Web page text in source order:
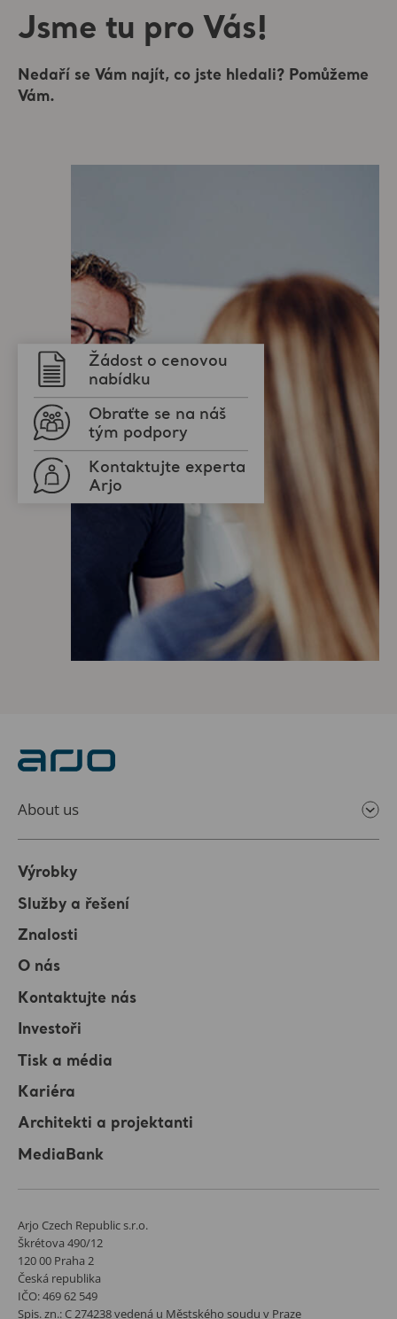
Jsme tu pro Vás!
Nedaří se Vám najít, co jste hledali? Pomůžeme
Vám.
Žádost o cenovou
nabídku
Obraťte se na náš
tým podpory
Kontaktujte experta
Arjo
About us
Výrobky
Služby a řešení
Znalosti
O nás
Kontaktujte nás
Investoři
Tisk a média
Kariéra
Architekti a projektanti
MediaBank
Arjo Czech Republic s.r.o.
Škrétova 490/12
120 00 Praha 2
Česká republika
IČO: 469 62 549
Spis. zn.: C 274238 vedená u Městského soudu v Praze